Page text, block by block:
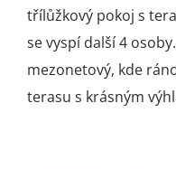
třílůžkový pokoj s
se vyspí další 4
mezonetový, kde
terasu s krásným